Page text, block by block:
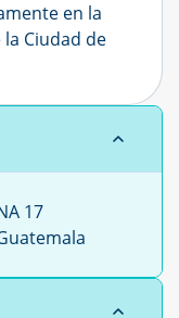
en la
Ciudad de
17